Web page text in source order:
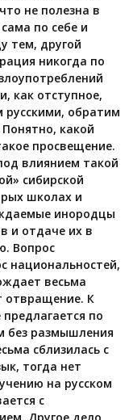
не полезна в
по себе и
тем, другой
никогда по
как отступное,
русскими, обратим
какой
просвещение.
влиянием такой
сибирской
школах и
инородцы
и отдаче их в
Вопрос
национальностей,
весьма
отвращение. К
по
без размышления
сблизилась с
тогда нет
на русском
с